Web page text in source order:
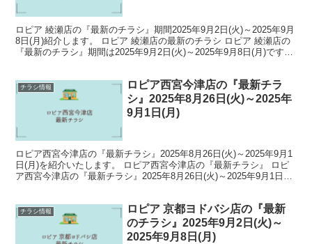
ロピア 綾瀬店の『最新のチラシ』期間2025年9月2日(火)～2025年9月
8日(月)紹介します。 ロピア 綾瀬店の最新のチラシ ロピア 綾瀬店の
『最新のチラシ』期間は2025年9月2日(火)～2025年9月8日(月)です。
チラシ情報
ロピア西宮今津店の『最新チラ
シ』2025年8月26日(火)～2025年
9月1日(月)
ロピア西宮今津店の『最新チラシ』2025年8月26日(火)～2025年9月1
日(月)を紹介いたします。 ロピア西宮今津店の『最新チラシ』 ロピ
ア西宮今津店の『最新チラシ』2025年8月26日(火)～2025年9月1日
チラシ情報
ロピア 京都ヨドバシ店の『最新
のチラシ』2025年9月2日(火)～
2025年9月8日(月)